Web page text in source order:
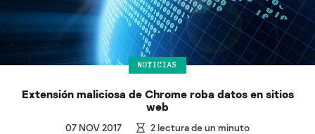
NOTICIAS
Extensión maliciosa de Chrome roba datos en sitios
web
07 NOV 2017 2lectura de un minuto